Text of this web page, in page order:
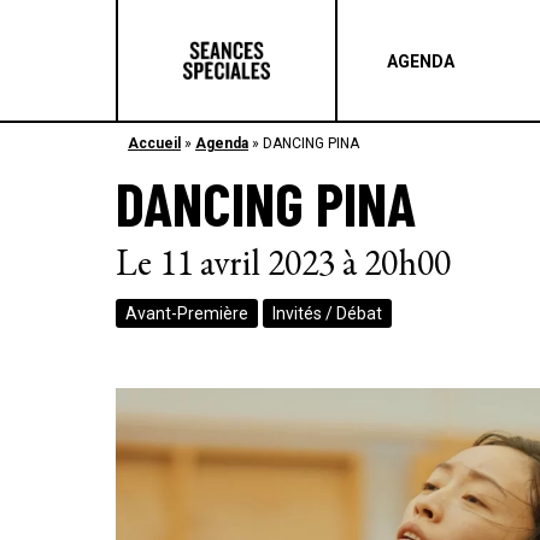
AGENDA
Accueil » Agenda » DANCING PINA
DANCING PINA
Le 11 avril 2023 à 20h00
Avant-Première Invités / Débat